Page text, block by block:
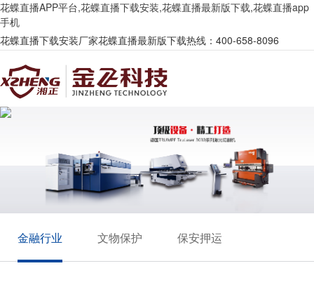
花蝶直播APP平台,花蝶直播下载安装,花蝶直播最新版下载,花蝶直播app
手机
花蝶直播下载安装厂家花蝶直播最新版下载热线：400-658-8096
金融行业 文物保护 保安押运